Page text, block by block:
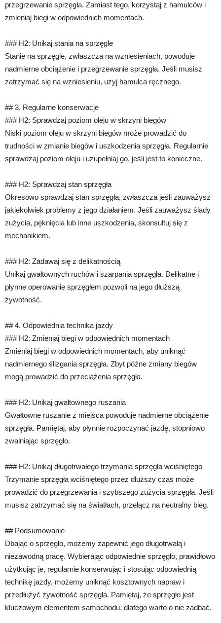
przegrzewanie sprzęgła. Zamiast tego, korzystaj z hamulców i
zmieniaj biegi w odpowiednich momentach.
### H2: Unikaj stania na sprzęgle
Stanie na sprzęgle, zwłaszcza na wzniesieniach, powoduje
nadmierne obciążenie i przegrzewanie sprzęgła. Jeśli musisz
zatrzymać się na wzniesieniu, użyj hamulca ręcznego.
## 3. Regularne konserwacje
### H2: Sprawdzaj poziom oleju w skrzyni biegów
Niski poziom oleju w skrzyni biegów może prowadzić do
trudności w zmianie biegów i uszkodzenia sprzęgła. Regularnie
sprawdzaj poziom oleju i uzupełniaj go, jeśli jest to konieczne.
### H2: Sprawdzaj stan sprzęgła
Okresowo sprawdzaj stan sprzęgła, zwłaszcza jeśli zauważysz
jakiekolwiek problemy z jego działaniem. Jeśli zauważysz ślady
zużycia, pęknięcia lub inne uszkodzenia, skonsultuj się z
mechanikiem.
### H2: Zadawaj się z delikatnością
Unikaj gwałtownych ruchów i szarpania sprzęgła. Delikatne i
płynne operowanie sprzęgłem pozwoli na jego dłuższą
żywotność.
## 4. Odpowiednia technika jazdy
### H2: Zmieniaj biegi w odpowiednich momentach
Zmieniaj biegi w odpowiednich momentach, aby uniknąć
nadmiernego ślizgania sprzęgła. Zbyt późne zmiany biegów
mogą prowadzić do przeciążenia sprzęgła.
### H2: Unikaj gwałtownego ruszania
Gwałtowne ruszanie z miejsca powoduje nadmierne obciążenie
sprzęgła. Pamiętaj, aby płynnie rozpoczynać jazdę, stopniowo
zwalniając sprzęgło.
### H2: Unikaj długotrwałego trzymania sprzęgła wciśniętego
Trzymanie sprzęgła wciśniętego przez dłuższy czas może
prowadzić do przegrzewania i szybszego zużycia sprzęgła. Jeśli
musisz zatrzymać się na światłach, przełącz na neutralny bieg.
## Podsumowanie
Dbając o sprzęgło, możemy zapewnić jego długotrwałą i
niezawodną pracę. Wybierając odpowiednie sprzęgło, prawidłowo
użytkując je, regularnie konserwując i stosując odpowiednią
technikę jazdy, możemy uniknąć kosztownych napraw i
przedłużyć żywotność sprzęgła. Pamiętaj, że sprzęgło jest
kluczowym elementem samochodu, dlatego warto o nie zadbać.